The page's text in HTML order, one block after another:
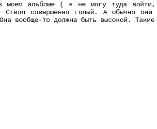
моем альбоме ( я не могу туда
совершенно голый. А обычно они
вообще-то должна быть высокой. Такие